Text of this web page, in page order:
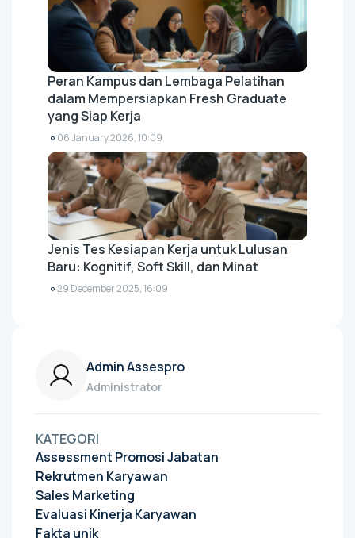
Peran Kampus dan Lembaga Pelatihan
dalam Mempersiapkan Fresh Graduate
yang Siap Kerja
06 January 2026, 10:09
Jenis Tes Kesiapan Kerja untuk Lulusan
Baru: Kognitif, Soft Skill, dan Minat
29 December 2025, 16:09
Admin Assespro
Administrator
KATEGORI
Assessment Promosi Jabatan
Rekrutmen Karyawan
Sales Marketing
Evaluasi Kinerja Karyawan
Fakta unik